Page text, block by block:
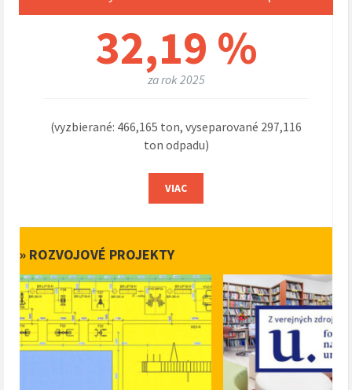
32,19 %
za rok 2025
(vyzbierané: 466,165 ton, vyseparované 297,116
ton odpadu)
VIAC
» ROZVOJOVÉ PROJEKTY